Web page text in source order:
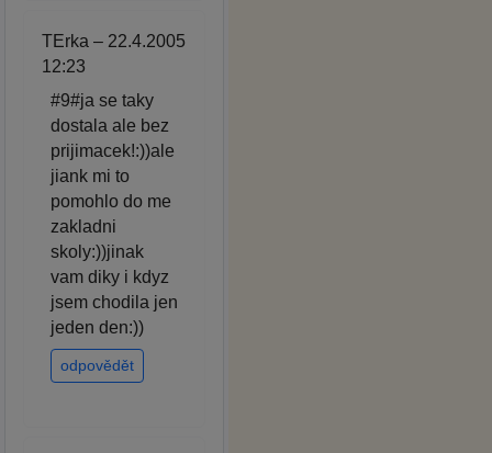
TErka – 22.4.2005
12:23
#9#ja se taky
dostala ale bez
prijimacek!:))ale
jiank mi to
pomohlo do me
zakladni
skoly:))jinak
vam diky i kdyz
jsem chodila jen
jeden den:))
odpovědět